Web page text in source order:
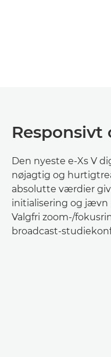
Den nyeste e-Xs V
nøjagtig og
absolutte værdier
initialisering og jævn
Valgfri zoom-/
broadcast-